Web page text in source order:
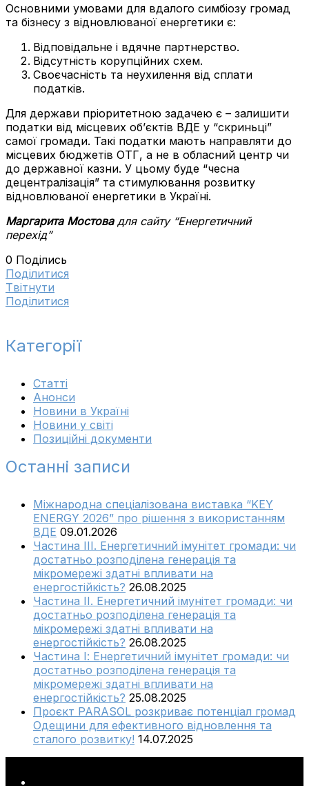
Основними умовами для вдалого симбіозу громад
та бізнесу з відновлюваної енергетики є:
Відповідальне і вдячне партнерство.
Відсутність корупційних схем.
Своєчасність та неухилення від сплати
податків.
Для держави пріоритетною задачею є – залишити
податки від місцевих об’єктів ВДЕ у “скриньці”
самої громади. Такі податки мають направляти до
місцевих бюджетів ОТГ, а не в обласний центр чи
до державної казни. У цьому буде “чесна
децентралізація” та стимулювання розвитку
відновлюваної енергетики в Україні.
Маргарита Мостова для сайту “Енергетичний
перехід”
0 Поділись
Поділитися
Tвітнути
Поділитися
Категорії
Cтатті
Анонси
Новини в Україні
Новини у світі
Позиційні документи
Останні записи
Міжнародна спеціалізована виставка “KEY
ENERGY 2026” про рішення з використанням
ВДЕ 09.01.2026
Частина ІІІ. Енергетичний імунітет громади: чи
достатньо розподілена генерація та
мікромережі здатні впливати на
енергостійкість? 26.08.2025
Частина ІІ. Енергетичний імунітет громади: чи
достатньо розподілена генерація та
мікромережі здатні впливати на
енергостійкість? 26.08.2025
Частина І: Енергетичний імунітет громади: чи
достатньо розподілена генерація та
мікромережі здатні впливати на
енергостійкість? 25.08.2025
Проєкт PARASOL розкриває потенціал громад
Одещини для ефективного відновлення та
сталого розвитку! 14.07.2025